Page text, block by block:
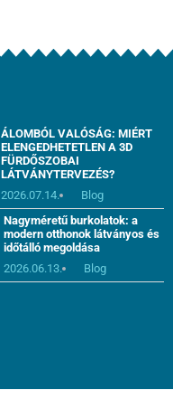
ÁLOMBÓL VALÓSÁG: MIÉRT
ELENGEDHETETLEN A 3D
FÜRDŐSZOBAI
LÁTVÁNYTERVEZÉS?
2026.07.14.
Blog
Nagyméretű burkolatok: a
modern otthonok látványos és
időtálló megoldása
2026.06.13.
Blog